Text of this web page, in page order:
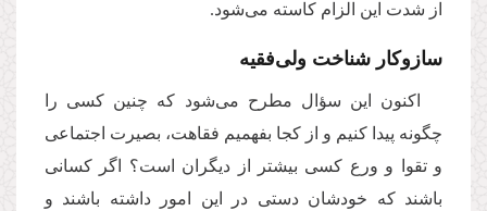
از شدت این الزام کاسته می‌شود.
سازوکار شناخت ولی‌فقیه
اکنون این سؤال مطرح می‌شود که چنین کسی را
چگونه پیدا کنیم و از کجا بفهمیم فقاهت،‌ بصیرت اجتماعی
و تقوا و ورع کسی بیشتر از دیگران است؟ اگر کسانی
باشند که خودشان دستی در این امور داشته باشند و